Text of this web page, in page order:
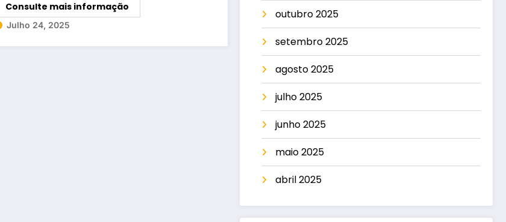
Consulte mais informação
Julho 24, 2025
outubro 2025
setembro 2025
agosto 2025
julho 2025
junho 2025
maio 2025
abril 2025